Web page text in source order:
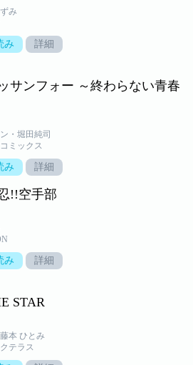
み
み 詳細
サンフォー ～終わらない青春
・堀田純司
ミックス
み 詳細
!!空手部
み 詳細
STAR
本 ひとみ
テラス